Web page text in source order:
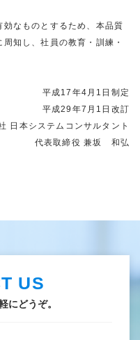
なものとするため、本品質
知し、社員の教育・訓練・
平成17年4月1日制定
平成29年7月1日改訂
日本システムコンサルタント
代表取締役 兼坂 和弘
US
にどうぞ。